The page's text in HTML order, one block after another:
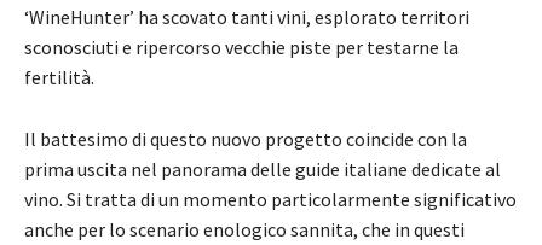
‘WineHunter’ ha scovato tanti vini, esplorato territori
sconosciuti e ripercorso vecchie piste per testarne la
fertilità.
Il battesimo di questo nuovo progetto coincide con la
prima uscita nel panorama delle guide italiane dedicate al
vino. Si tratta di un momento particolarmente significativo
anche per lo scenario enologico sannita, che in questi